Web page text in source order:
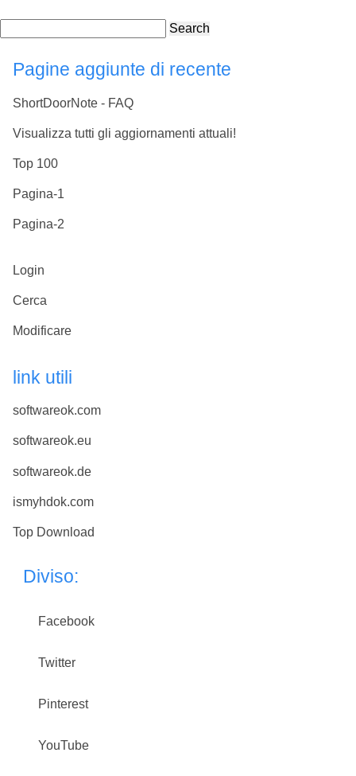
Search
Pagine aggiunte di recente
ShortDoorNote - FAQ
Visualizza tutti gli aggiornamenti attuali!
Top 100
Pagina-1
Pagina-2
Login
Cerca
Modificare
link utili
softwareok.com
softwareok.eu
softwareok.de
ismyhdok.com
Top Download
Diviso:
Facebook
Twitter
Pinterest
YouTube